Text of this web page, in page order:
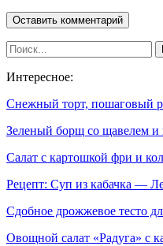
Интересное:
Снежный торт, пошаговый
Зеленый борщ со щавелем и
Салат с картошкой фри и
Рецепт: Суп из кабачка —
Сдобное дрожжевое тесто
Овощной салат «Радуга» с